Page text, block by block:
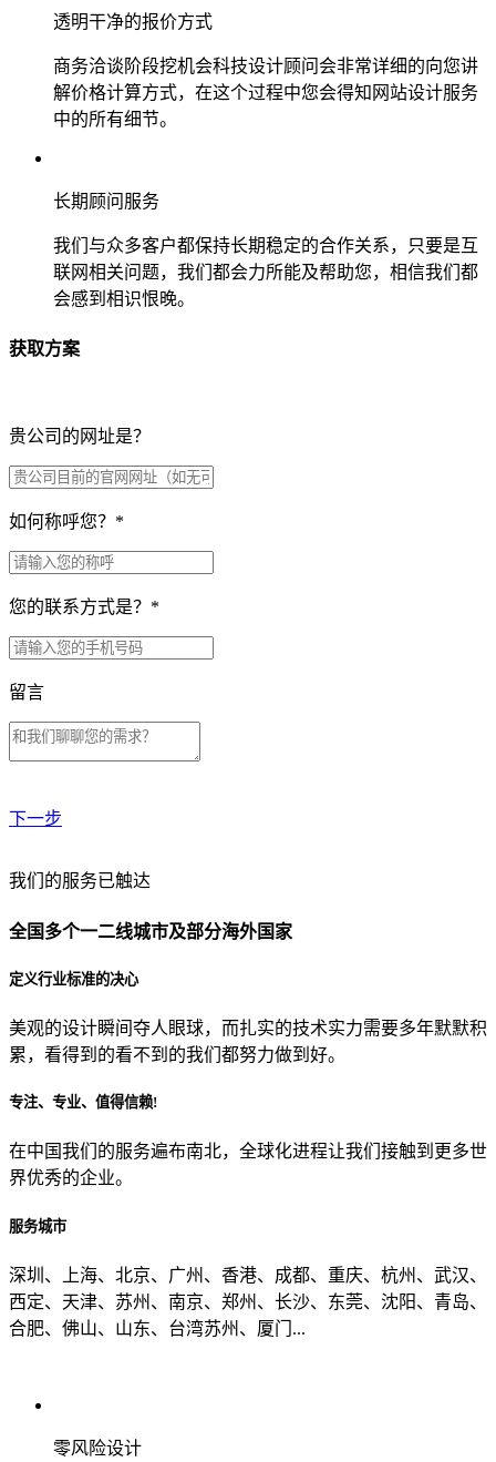
透明干净的报价方式
商务洽谈阶段挖机会科技设计顾问会非常详细的向您讲
解价格计算方式，在这个过程中您会得知网站设计服务
中的所有细节。
长期顾问服务
我们与众多客户都保持长期稳定的合作关系，只要是互
联网相关问题，我们都会力所能及帮助您，相信我们都
会感到相识恨晚。
获取方案
贵公司的网址是？
如何称呼您？ *
您的联系方式是？ *
留言
下一步
贵公司预算范围是？
贵公司的团队规模是？
目前主要的营销渠道是？
我们的服务已触达
全国多个一二线城市及部分海外国家
定义行业标准的决心
美观的设计瞬间夺人眼球，而扎实的技术实力需要多年默默积
累，看得到的看不到的我们都努力做到好。
专注、专业、值得信赖!
在中国我们的服务遍布南北，全球化进程让我们接触到更多世
界优秀的企业。
服务城市
深圳、上海、北京、广州、香港、成都、重庆、杭州、武汉、
西定、天津、苏州、南京、郑州、长沙、东莞、沈阳、青岛、
合肥、佛山、山东、台湾苏州、厦门...
零风险设计